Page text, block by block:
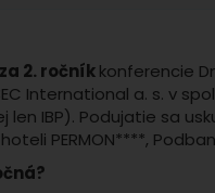
2. ročníkkonferencie
International a. s. v
IBP). Podujatie sa
PERMON****,